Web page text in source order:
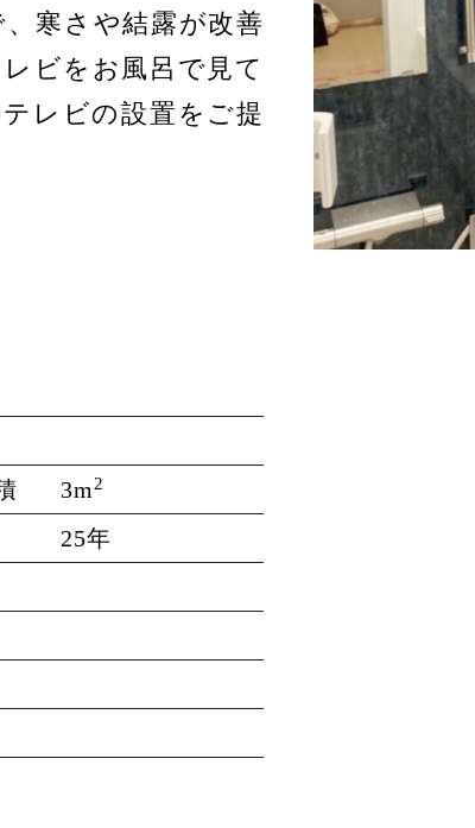
寒さや結露が改善
ビをお風呂で見て
レビの設置をご提
3m2
25年